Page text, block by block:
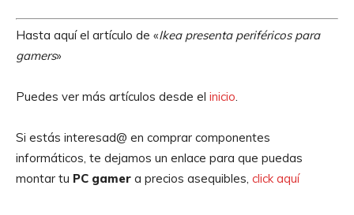
Hasta aquí el artículo de «Ikea presenta periféricos para
gamers»
Puedes ver más artículos desde el inicio.
Si estás interesad@ en comprar componentes
informáticos, te dejamos un enlace para que puedas
montar tu PC gamer a precios asequibles, click aquí